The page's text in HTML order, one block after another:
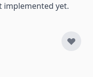
implemented yet.